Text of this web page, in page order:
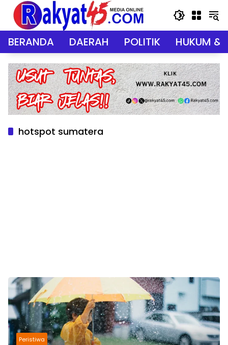
Langsung
konten
BERANDA DAERAH POLITIK HUKUM &
hotspot sumatera
Peristiwa